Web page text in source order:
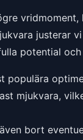
justerar
potential
populära
mjukvara,
bort